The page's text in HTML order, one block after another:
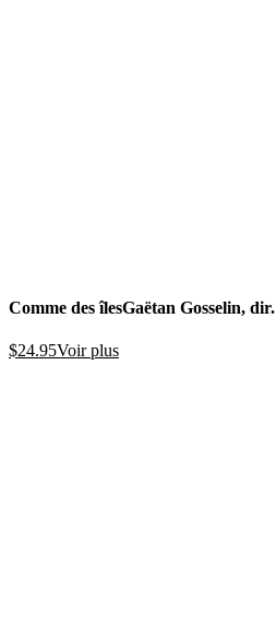
Comme des îlesGaëtan Gosselin, dir.
$24.95Voir plus